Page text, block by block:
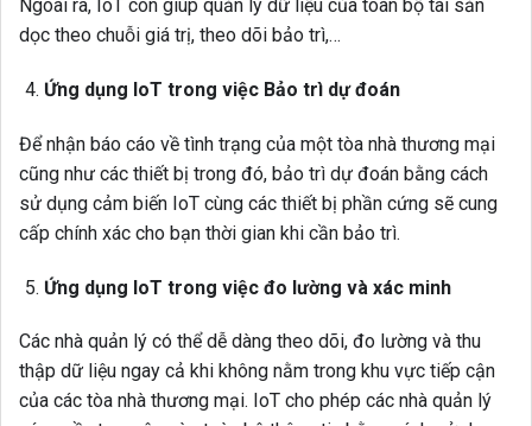
Ngoài ra, IoT còn giúp quản lý dữ liệu của toàn bộ tài sản
dọc theo chuỗi giá trị, theo dõi bảo trì,…
Ứng dụng IoT trong việc Bảo trì dự đoán
Để nhận báo cáo về tình trạng của một tòa nhà thương mại
cũng như các thiết bị trong đó, bảo trì dự đoán bằng cách
sử dụng cảm biến IoT cùng các thiết bị phần cứng sẽ cung
cấp chính xác cho bạn thời gian khi cần bảo trì.
Ứng dụng IoT trong việc đo lường và xác minh
Các nhà quản lý có thể dễ dàng theo dõi, đo lường và thu
thập dữ liệu ngay cả khi không nằm trong khu vực tiếp cận
của các tòa nhà thương mại. IoT cho phép các nhà quản lý